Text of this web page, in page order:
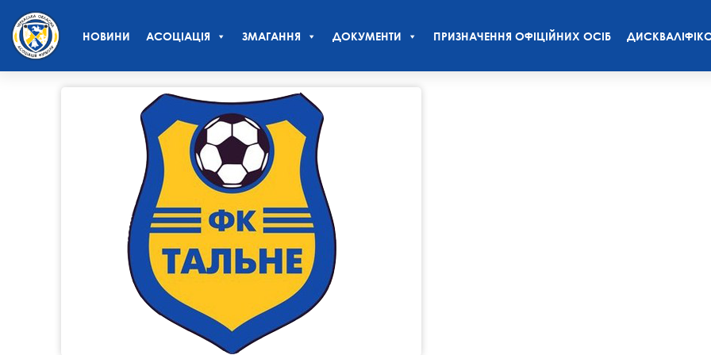
НОВИНИ АСОЦІАЦІЯ ЗМАГАННЯ ДОКУМЕНТИ ПРИЗНАЧЕННЯ ОФІЦІЙНИХ ОСІБ